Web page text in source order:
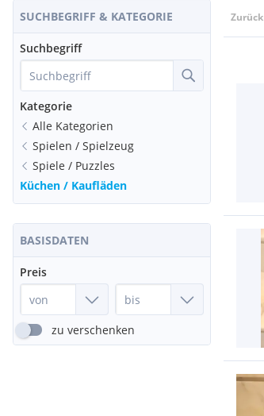
SUCHBEGRIFF & KATEGORIE
Suchbegriff
Kategorie
Alle Kategorien
Spielen / Spielzeug
Spiele / Puzzles
Küchen / Kaufläden
BASISDATEN
Preis
zu verschenken
Zurück